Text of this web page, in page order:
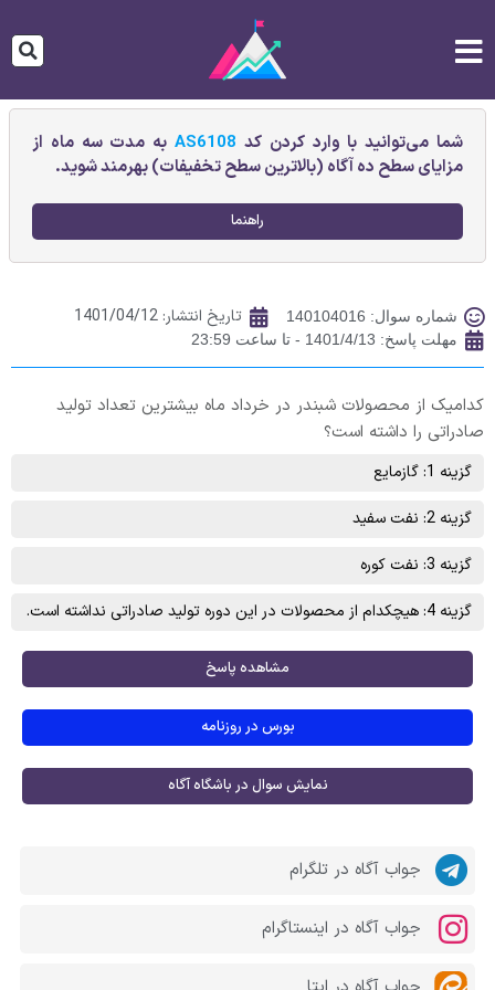
شما می‌توانید با وارد کردن کد AS6108به مدت سه ماه از
مزایای سطح ده آگاه (بالاترین سطح تخفیفات) بهرمند شوید.
راهنما
شماره سوال: 140104016 تاریخ انتشار: 1401/04/12
مهلت پاسخ: 1401/4/13 - تا ساعت 23:59
کدامیک از محصولات شبندر در خرداد ماه بیشترین تعداد تولید
صادراتی را داشته است؟
گزینه 1: گازمايع
گزینه 2: نفت سفيد
گزینه 3: نفت کوره
گزینه 4: هیچکدام از محصولات در این دوره تولید صادراتی نداشته است.
مشاهده پاسخ
بورس در روزنامه
نمایش سوال در باشگاه آگاه
جواب آگاه در تلگرام
جواب آگاه در اینستاگرام